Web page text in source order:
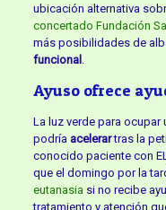
ubicación alternativa
concertado Fundación
más posibilidades de
funcional
Ayuso ofrece
La luz verde para ocupar
podría acelerartras la
conocido paciente con
que el domingo por la
eutanasia si no recibe
tratamiento y atención